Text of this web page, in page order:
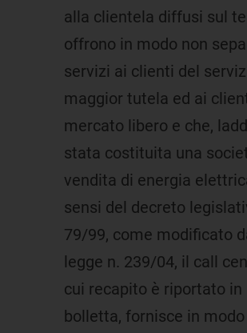
alla clientela diffusi sul
offrono in modo non
servizi ai clienti del
maggior tutela ed ai
mercato libero e che,
stata costituita una
vendita di energia
sensi del decreto
79/99, come modificato
legge n. 239/04, il call
cui recapito è riportato in
bolletta, fornisce in modo